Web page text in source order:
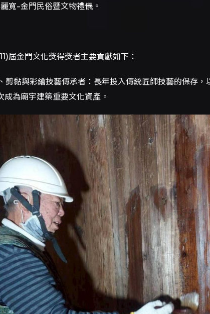
寬-金門民俗暨文物禮儀。
屆金門文化獎得獎者主要貢獻如下：
剪黏與彩繪技藝傳承者：長年投入傳統匠師技藝的保存，
成為廟宇建築重要文化資產。